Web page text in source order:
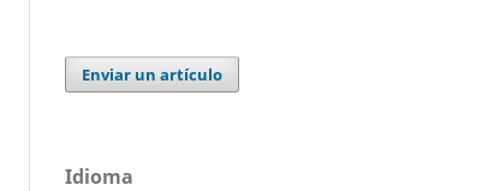
Enviar un artículo
Idioma